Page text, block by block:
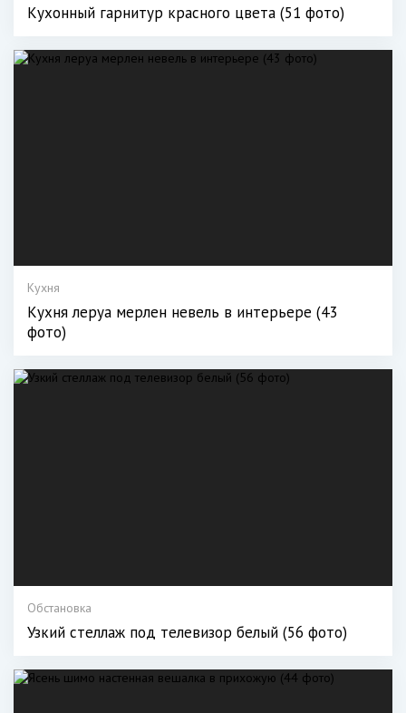
Кухонный гарнитур красного цвета (51 фото)
Кухня
Кухня леруа мерлен невель в интерьере (43
фото)
Обстановка
Узкий стеллаж под телевизор белый (56 фото)